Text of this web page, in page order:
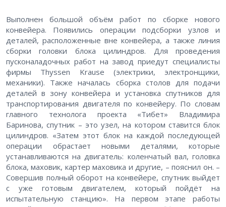
Выполнен большой объём работ по сборке нового
конвейера. Появились операции подсборки узлов и
деталей, расположенные вне конвейера, а также линия
сборки головки блока цилиндров. Для проведения
пусконаладочных работ на завод приедут специалисты
фирмы Thyssen Krause (электрики, электронщики,
механики). Также началась сборка столов для подачи
деталей в зону конвейера и установка спутников для
транспортирования двигателя по конвейеру. По словам
главного технолога проекта «Тибет» Владимира
Баринова, спутник – это узел, на котором ставится блок
цилиндров. «Затем этот блок на каждой последующей
операции обрастает новыми деталями, которые
устанавливаются на двигатель: коленчатый вал, головка
блока, маховик, картер маховика и другие, – пояснил он. –
Совершив полный оборот на конвейере, спутник выйдет
с уже готовым двигателем, который пойдёт на
испытательную станцию». На первом этапе работы